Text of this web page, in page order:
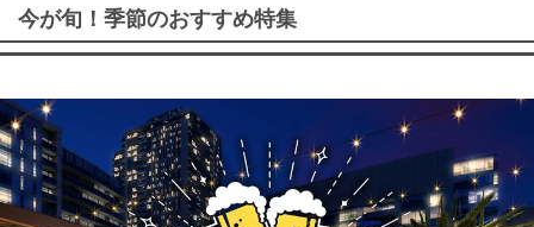
今が旬！季節のおすすめ特集